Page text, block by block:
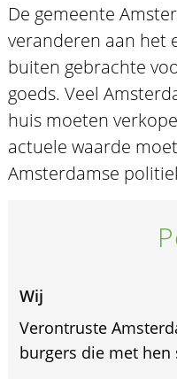
De gemeente
veranderen aan het
buiten gebrachte
goeds. Veel
huis moeten
actuele waarde
Amsterdamse
Wij
Verontruste
burgers die met